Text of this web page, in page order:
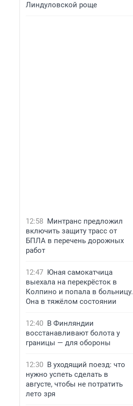
Линдуловской роще
12:58 Минтранс предложил
включить защиту трасс от
БПЛА в перечень дорожных
работ
12:47 Юная самокатчица
выехала на перекрёсток в
Колпино и попала в больницу.
Она в тяжёлом состоянии
12:40 В Финляндии
восстанавливают болота у
границы — для обороны
12:30 В уходящий поезд: что
нужно успеть сделать в
августе, чтобы не потратить
лето зря